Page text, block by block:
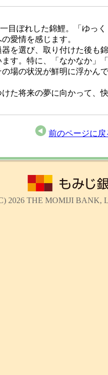
目ぼれした錦鯉。「ゆっ
愛情を感じます。
を選び、取り付けた後も
す。特に、「なかなか」
場の状況が鮮明に浮かん
た将来の夢に向かって、
前のページに戻
2026 THE MOMIJI BANK,